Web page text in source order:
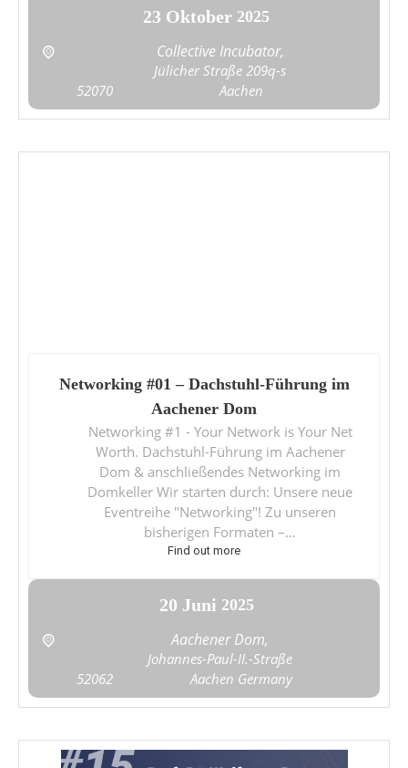
23 Oktober 2025
Collective Incubator,
Jülicher Straße 209q-s
Aachen
52070
Networking #01 – Dachstuhl-Führung im
Aachener Dom
Networking #1 - Your Network is Your Net
Worth. Dachstuhl-Führung im Aachener
Dom & anschließendes Networking im
Domkeller Wir starten durch: Unsere neue
Eventreihe "Networking"! Zu unseren
bisherigen Formaten –…
Find out more
20 Juni 2025
Aachener Dom,
Johannes-Paul-II.-Straße
Aachen
52062 Germany